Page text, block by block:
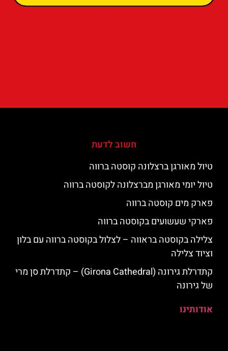
חשוב לדעת
טיול מאורגן ברצלונה קוסטה ברווה
טיול יומי מאורגן מברצלונה לקוסטה ברווה
פארק מים קוסטה ברווה
פארקי שעשועים בקוסטה ברווה
צלילה בקוסטה בראווה – לצלול בקוסטה ברווה עם בלון
וציוד צלילה
קתדרלת גירונה (Girona Cathedral) – קתדרלת סן מרי
של גירונה
אודותינו